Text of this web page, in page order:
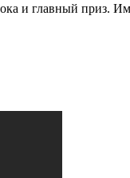
и главный приз.